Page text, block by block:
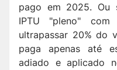
pago em 2025. Ou
IPTU "pleno"
ultrapassar 20% do
paga apenas até
adiado e aplicado